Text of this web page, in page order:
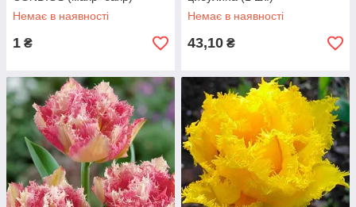
Немає в наявності
1 ₴
Немає в наявності
43,10 ₴